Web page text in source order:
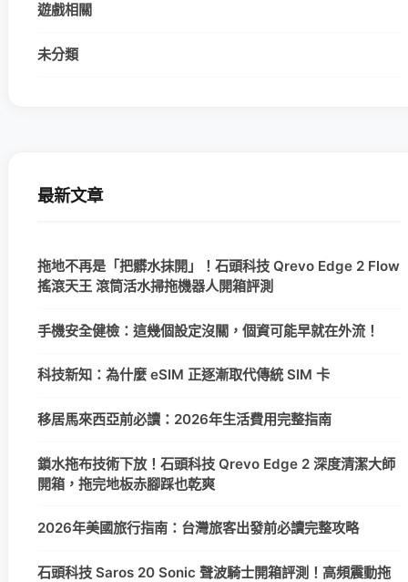
遊戲相關
未分類
最新文章
拖地不再是「把髒水抹開」！石頭科技 Qrevo Edge 2 Flow
搖滾天王 滾筒活水掃拖機器人開箱評測
手機安全健檢：這幾個設定沒關，個資可能早就在外流！
科技新知：為什麼 eSIM 正逐漸取代傳統 SIM 卡
移居馬來西亞前必讀：2026年生活費用完整指南
鎖水拖布技術下放！石頭科技 Qrevo Edge 2 深度清潔大師
開箱，拖完地板赤腳踩也乾爽
2026年美國旅行指南：台灣旅客出發前必讀完整攻略
石頭科技 Saros 20 Sonic 聲波騎士開箱評測！高頻震動拖